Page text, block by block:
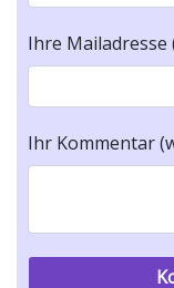
Ihre
Ihr Kommentar